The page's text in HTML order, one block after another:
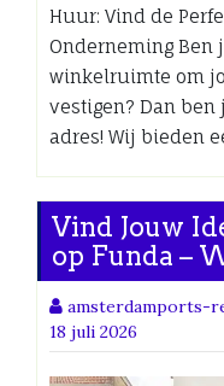
Huur: Vind de
Onderneming Ben
winkelruimte om
vestigen? Dan
adres! Wij bieden
Vind Jouw
op Funda –
amsterdamports-
18 juli 2026